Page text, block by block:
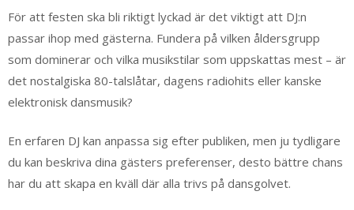
För att festen ska bli riktigt lyckad är det viktigt att DJ:n
passar ihop med gästerna. Fundera på vilken åldersgrupp
som dominerar och vilka musikstilar som uppskattas mest – är
det nostalgiska 80-talslåtar, dagens radiohits eller kanske
elektronisk dansmusik?
En erfaren DJ kan anpassa sig efter publiken, men ju tydligare
du kan beskriva dina gästers preferenser, desto bättre chans
har du att skapa en kväll där alla trivs på dansgolvet.